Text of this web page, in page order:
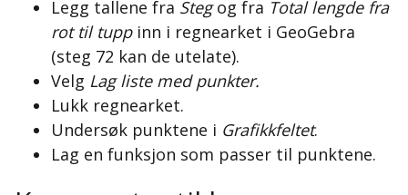
Legg tallene fra Stegog fra Total lengde fra
rot til tuppinn i regnearket i GeoGebra
(steg 72 kan de utelate).
Velg Lag liste med punkter.
Lukk regnearket.
Undersøk punktene i Grafikkfeltet.
Lag en funksjon som passer til punktene.